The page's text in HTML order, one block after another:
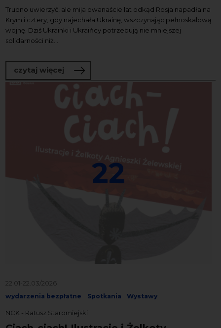
Trudno uwierzyć, ale mija dwanaście lat odkąd Rosja napadła na
Krym i cztery, gdy najechała Ukrainę, wszczynając pełnoskalową
wojnę. Dziś Ukrainki i Ukraińcy potrzebują nie mniejszej
solidarności niż...
czytaj więcej o SOLIDARNI Z UKRAINĄ | 12
22
22.01-22.03/2026
wydarzenia bezpłatne Spotkania Wystawy
NCK - Ratusz Staromiejski